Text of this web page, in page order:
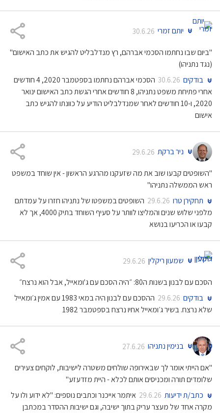
יותם זמרי 30.6.26
"ביום שבו נחתמו הסכמי אברהם, רץ מנדלבליט להגיש את כתב האישום"
(נגד נתניהו)
בודקים 30.6.26
הסכמי אברהם נחתמו בספטמבר 2020, 4 חודשים
אחרי פתיחת משפט נתניהו, 8 חודשים אחרי הגשת כתב האישום ינואר
2020, ו-10 חודשים לאחר שמנדלבליט הודיע על כוונתו להגיש כתב
אישום
ניר ברקת 29.6.26
"השופטים קבעו שוב את מה שזעקנו מהרגע הראשון - אין שוחד במשפט
ראש הממשלה נתניהו"
תחקירן טרו 29.6.26 השופטים במשפטו של נתניהו חזרו על עמדתם
מלפני שלוש שנים והמליצו לוותר על סעיף השוחד בתיק 4000, אך לא
קבעו או הכריעו בנושא
שמעון ריקלין 29.6.26
הסכם עם לבנון בשנות ה80: ״היה הסכם עם ג'ומאייל, אבל הוא נרצח״
בודקים 29.6.26
ההסכם עם לבנון היה במאי 1983 עם אמין ג׳ומאייל
שלא נרצח. בשיר ג׳ומאייל אחיו נרצח בספטמבר 1982
בנימין נתניהו 27.6.26
"אם הייתי אומר לך שבאירופה שולחים משטרה לישיבות, לוקחים צעירים
שלומדים תורה ומכניסים אותם לכלא - היית מזדעזע"
כתב/ת ידיעות 29.6.26 איתמר אייכנר וכתבים נוספים: "לא ידוע ולו על
מקרה אחד של מעצר עריק בתוך ישיבה, וגם ישיבות ההסדר במכתבן